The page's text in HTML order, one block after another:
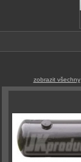
zobrazit všechny